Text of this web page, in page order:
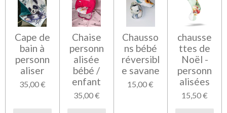
Cape de
bain à
personn
aliser
35,00 €
Chaise
personn
alisée
bébé /
enfant
35,00 €
Chausso
ns bébé
réversibl
e savane
15,00 €
chausse
ttes de
Noël -
personn
alisées
15,50 €